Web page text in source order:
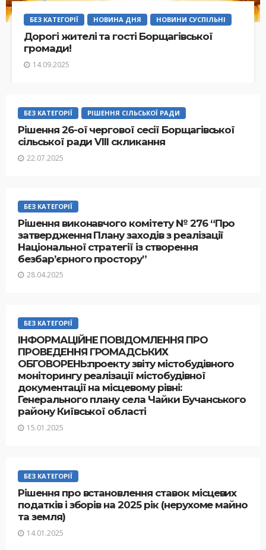
БЕЗ КАТЕГОРІЇ НОВИНА ДНЯ НОВИНИ СУСПІЛЬНІ
Дорогі жителі та гості Борщагівської
громади!
14.09.2025
БЕЗ КАТЕГОРІЇ РІШЕННЯ СІЛЬСЬКОЇ РАДИ
Рішення 26-ої чергової сесії Борщагівської
сільської ради VIII скликання
22.07.2025
БЕЗ КАТЕГОРІЇ
Рішення виконавчого комітету № 276 “Про
затвердження Плану заходів з реалізації
Національної стратегії із створення
безбар’єрного простору”
28.04.2025
БЕЗ КАТЕГОРІЇ
ІНФОРМАЦІЙНЕ ПОВІДОМЛЕННЯ ПРО
ПРОВЕДЕННЯ ГРОМАДСЬКИХ
ОБГОВОРЕНЬ:проекту звіту містобудівного
моніторингу реалізації містобудівної
документації на місцевому рівні:
Генерального плану села Чайки Бучанського
району Київської області
15.01.2025
БЕЗ КАТЕГОРІЇ
Рішення про встановлення ставок місцевих
податків і зборів на 2025 рік (нерухоме майно
та земля)
14.01.2025